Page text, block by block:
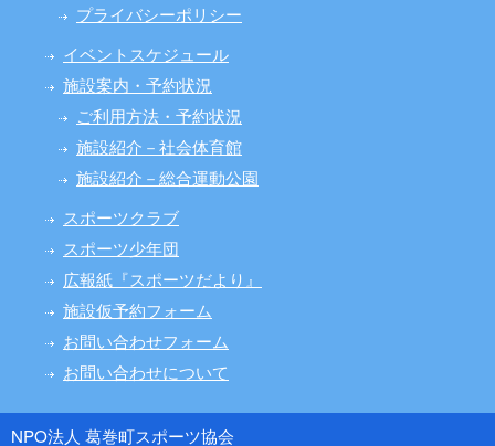
プライバシーポリシー
イベントスケジュール
施設案内・予約状況
ご利用方法・予約状況
施設紹介－社会体育館
施設紹介－総合運動公園
スポーツクラブ
スポーツ少年団
広報紙『スポーツだより』
施設仮予約フォーム
お問い合わせフォーム
お問い合わせについて
NPO法人 葛巻町スポーツ協会